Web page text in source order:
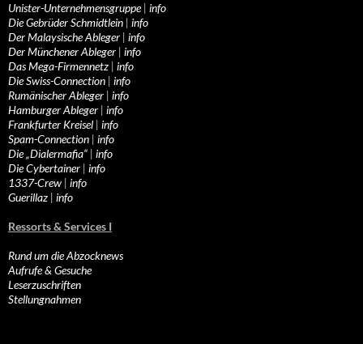
Unister-Unternehmensgruppe| info
Die Gebrüder Schmidtlein | info
Der Malaysische Ableger | info
Der Münchener Ableger | info
Das Mega-Firmennetz | info
Die Swiss-Connection | info
Rumänischer Ableger | info
Hamburger Ableger | info
Frankfurter Kreisel | info
Spam-Connection | info
Die „Dialermafia“ | info
Die Cybertainer | info
1337-Crew | info
Guerillaz | info
Ressorts & Services I
Rund um die Abzocknews
Aufrufe & Gesuche
Leserzuschriften
Stellungnahmen